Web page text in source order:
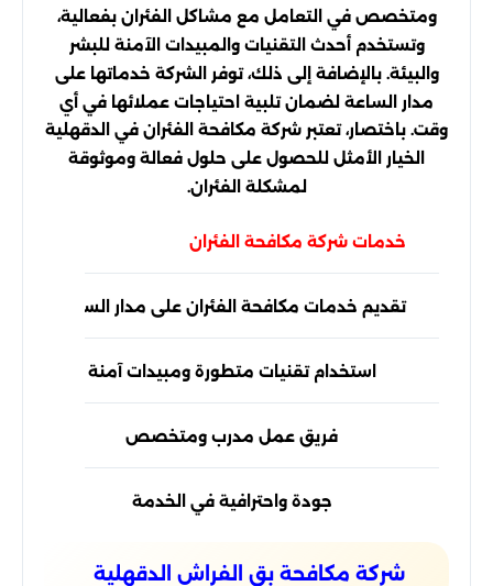
ومتخصص في التعامل مع مشاكل الفئران بفعالية،
وتستخدم أحدث التقنيات والمبيدات الآمنة للبشر
والبيئة. بالإضافة إلى ذلك، توفر الشركة خدماتها على
مدار الساعة لضمان تلبية احتياجات عملائها في أي
وقت. باختصار، تعتبر شركة مكافحة الفئران في الدقهلية
الخيار الأمثل للحصول على حلول فعالة وموثوقة
لمشكلة الفئران.
خدمات شركة مكافحة الفئران
تقديم خدمات مكافحة الفئران على مدار الساعة
استخدام تقنيات متطورة ومبيدات آمنة
فريق عمل مدرب ومتخصص
جودة واحترافية في الخدمة
شركة مكافحة بق الفراش الدقهلية